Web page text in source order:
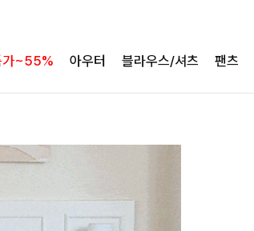
가~55% 아우터 블라우스/셔츠 팬츠